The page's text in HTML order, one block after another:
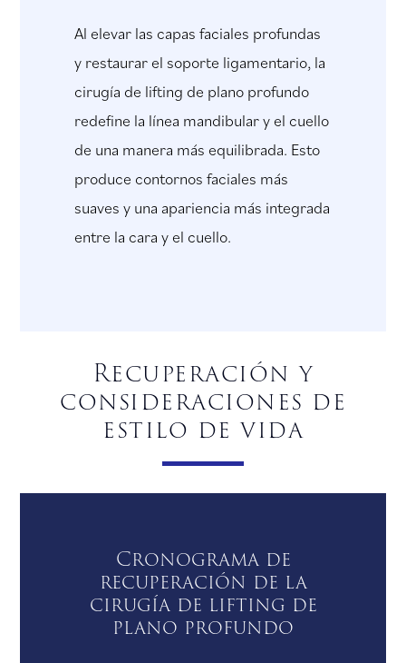
Al elevar las capas faciales profundas
y restaurar el soporte ligamentario, la
cirugía de lifting de plano profundo
redefine la línea mandibular y el cuello
de una manera más equilibrada. Esto
produce contornos faciales más
suaves y una apariencia más integrada
entre la cara y el cuello.
Recuperación y
consideraciones de
estilo de vida
Cronograma de
recuperación de la
cirugía de lifting de
plano profundo